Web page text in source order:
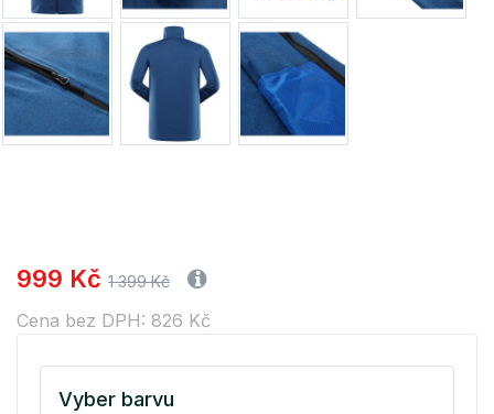
999 Kč 1 399 Kč
Cena bez DPH: 826 Kč
Vyber barvu